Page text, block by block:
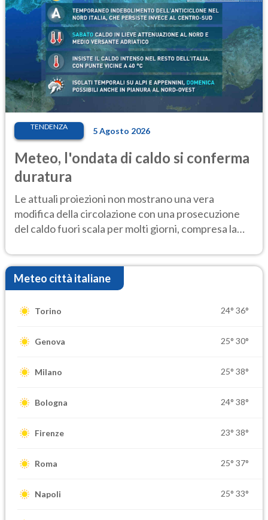
TENDENZA 5 Agosto 2026
Meteo, l'ondata di caldo si conferma
duratura
Le attuali proiezioni non mostrano una vera
modifica della circolazione con una prosecuzione
del caldo fuori scala per molti giorni, compresa la
Meteo città italiane
Torino 24° 36°
Genova 25° 30°
Milano 25° 38°
Bologna 24° 38°
Firenze 23° 38°
Roma 25° 37°
Napoli 25° 33°